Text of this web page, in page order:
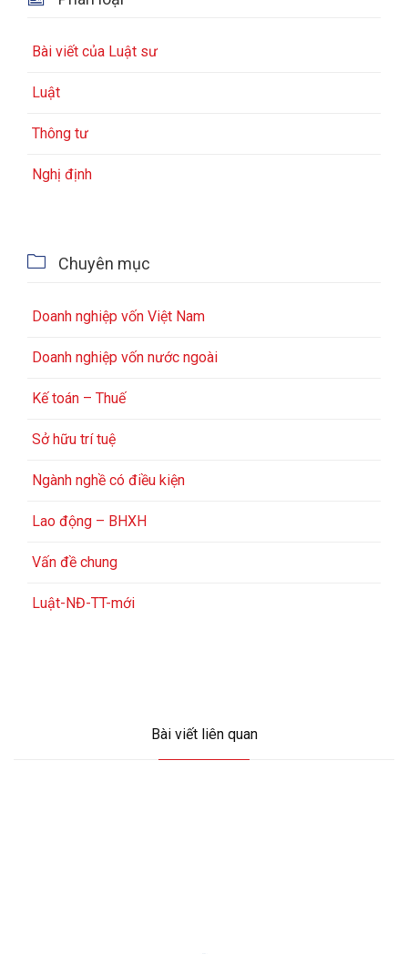
Bài viết của Luật sư
Luật
Thông tư
Nghị định
 Chuyên mục
Doanh nghiệp vốn Việt Nam
Doanh nghiệp vốn nước ngoài
Kế toán – Thuế
Sở hữu trí tuệ
Ngành nghề có điều kiện
Lao động – BHXH
Vấn đề chung
Luật-NĐ-TT-mới
Bài viết liên quan